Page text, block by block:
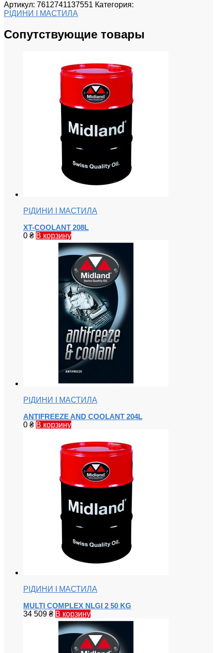
Артикул: 7612741137551 Категория:
РІДИНИ І МАСТИЛА
Сопутствующие товары
РІДИНИ І МАСТИЛА
XT-COOLANT 208L
0 ₴ В корзину
РІДИНИ І МАСТИЛА
ANTIFREEZE AND COOLANT 204L
0 ₴ В корзину
РІДИНИ І МАСТИЛА
MULTI COMPLEX NLGI 2 50 KG
34 509 ₴ В корзину